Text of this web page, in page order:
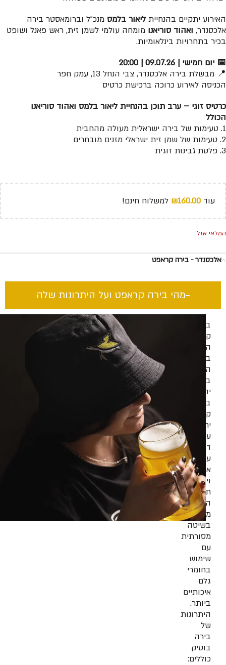
האירוע יתקיים בהנחייתליאור בלמס מנכ”ל וברומאסטר בירה
אלכסנדר, ואהוד סוריאנו מומחה עולמי לשמן זית, ראש פאנל ושופט
בכיר בתחרויות בינלאומיות.
📅 יום חמישי | 09.07.26 | 20:00
📍 מבשלת בירה אלכסנדר, צבי הנחל 13, עמק חפר
הכניסה לאירוע כרוכה ברכישת כרטיס
כרטיס זוגי – ערב תוכן בהנחיית ליאור בלמס ואהוד סוריאנו
הכולל
1. טעימות של בירה ישראלית מעולה מהחבית
2. טעימות של שמן זית ישראלי מזנים מובחרים
3. פלטת גבינות זוגית
עוד ₪160.00 למשלוח חינם!
המלאי אזל
אלכסנדר - בירה קראפט
מהי בירה קראפט ועל היתרונות שלה​
בירה
קראפט
היא
בירה
המיוצרת
בעבודת
יד
בכמויות
קטנות
יחסית,
עם
דגש
על
איכות
וייחודיות.
תהליך
הייצור
מתבצע
בשיטה
מסורתית
עם
שימוש
בחומרי
גלם
איכותיים
ביותר.
היתרונות
של
בירה
בוטיק
כוללים: